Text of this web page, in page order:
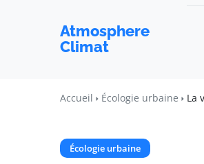
Atmosphere
Climat
Accueil Écologie urbaine La
Écologie urbaine